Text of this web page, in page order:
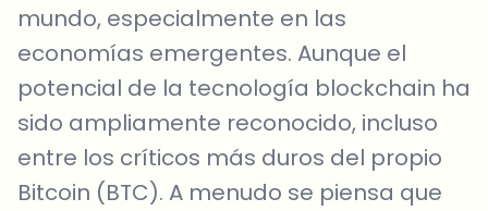
mundo, especialmente en las
economías emergentes. Aunque el
potencial de la tecnología blockchain ha
sido ampliamente reconocido, incluso
entre los críticos más duros del propio
Bitcoin (BTC). A menudo se piensa que